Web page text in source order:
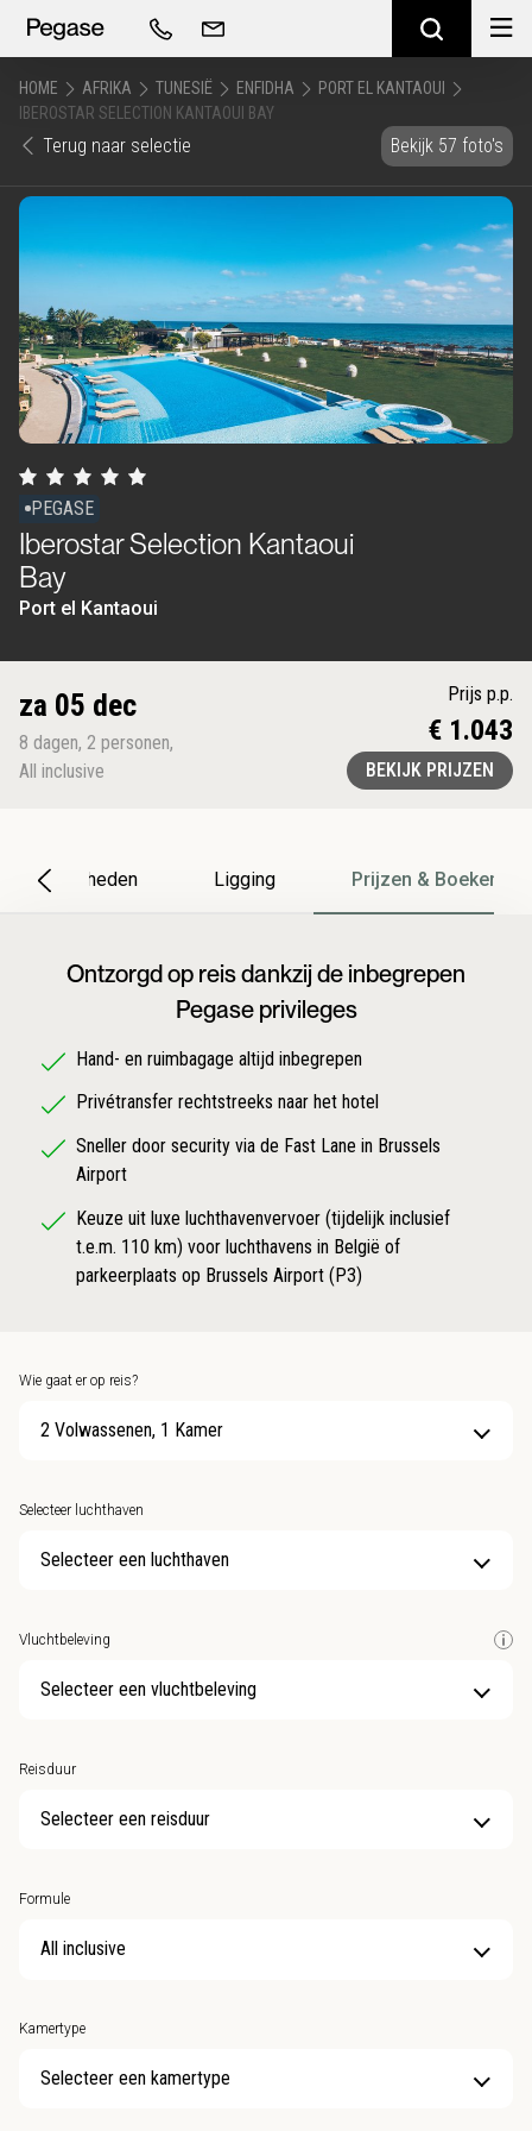
HOME AFRIKA TUNESIË ENFIDHA
PORT EL KANTAOUI
IBEROSTAR SELECTION KANTAOUI BAY
Terug naar selectie Bekijk 57 foto's
PEGASE
Iberostar Selection Kantaoui
Bay
Port el Kantaoui
za 05 dec
8 dagen, 2 personen,
All inclusive
Prijs p.p.
€ 1.043
BEKIJK PRIJZEN
Bijzonderheden Ligging Prijzen & Boeken
Ontzorgd op reis dankzij de inbegrepen
Pegase privileges
Hand- en ruimbagage altijd inbegrepen
Privétransfer rechtstreeks naar het hotel
Sneller door security via de Fast Lane in Brussels
Airport
Keuze uit luxe luchthavenvervoer (tijdelijk inclusief
t.e.m. 110 km) voor luchthavens in België of
parkeerplaats op Brussels Airport (P3)
Wie gaat er op reis?
2 Volwassenen, 1 Kamer
Selecteer luchthaven
Selecteer een luchthaven
Vluchtbeleving
Selecteer een vluchtbeleving
Reisduur
Selecteer een reisduur
Formule
Kamertype
Selecteer een kamertype